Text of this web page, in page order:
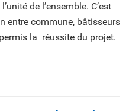
de l’ensemble. C’est
entre commune, bâtisseurs
la réussite du projet.